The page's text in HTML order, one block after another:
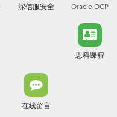
深信服安全 Oracle OCP
思科课程
在线留言